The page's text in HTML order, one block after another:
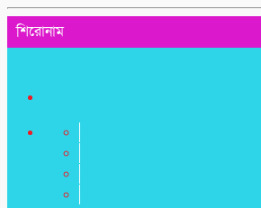
শিরোনাম